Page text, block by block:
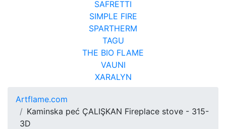
SAFRETTI
SIMPLE FIRE
SPARTHERM
TAGU
THE BIO FLAME
VAUNI
XARALYN
Artflame.com
Kaminska peć ÇALIŞKAN Fireplace stove - 315-
3D